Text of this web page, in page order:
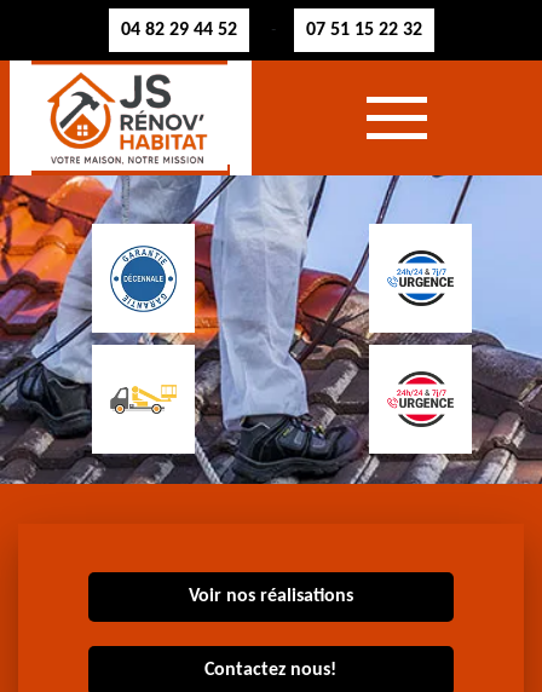
04 82 29 44 52 - 07 51 15 22 32
Voir nos réalisations
Contactez nous!